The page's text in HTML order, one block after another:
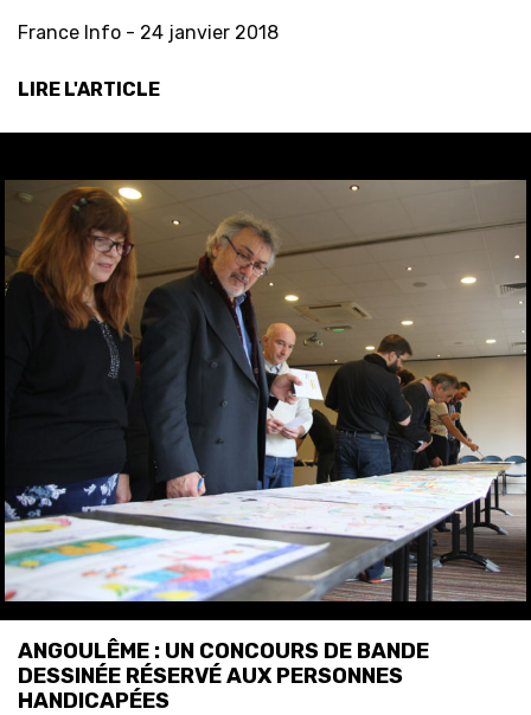
France Info - 24 janvier 2018
LIRE L'ARTICLE
ANGOULÊME : UN CONCOURS DE BANDE
DESSINÉE RÉSERVÉ AUX PERSONNES
HANDICAPÉES